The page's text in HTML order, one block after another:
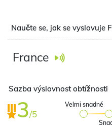
Naučte se, jak se vyslovuje
France
Sazba výslovnost obtížnosti
3/5
Velmi snadné